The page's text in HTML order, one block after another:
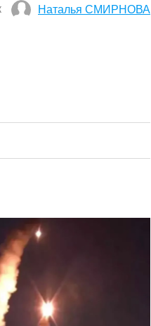
Наталья СМИРНОВА